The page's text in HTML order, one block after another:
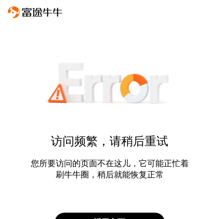
访问频繁，请稍后重试
您所要访问的页面不在这儿，它可能正忙着
刷牛牛圈，稍后就能恢复正常